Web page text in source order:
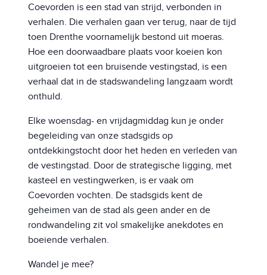
Coevorden is een stad van strijd, verbonden in
verhalen. Die verhalen gaan ver terug, naar de tijd
toen Drenthe voornamelijk bestond uit moeras.
Hoe een doorwaadbare plaats voor koeien kon
uitgroeien tot een bruisende vestingstad, is een
verhaal dat in de stadswandeling langzaam wordt
onthuld.
Elke woensdag- en vrijdagmiddag kun je onder
begeleiding van onze stadsgids op
ontdekkingstocht door het heden en verleden van
de vestingstad. Door de strategische ligging, met
kasteel en vestingwerken, is er vaak om
Coevorden vochten. De stadsgids kent de
geheimen van de stad als geen ander en de
rondwandeling zit vol smakelijke anekdotes en
boeiende verhalen.
Wandel je mee?